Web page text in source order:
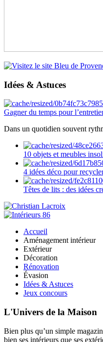
Idées & Astuces
Gagner du temps pour
Dans un quotidien souvent
10 objets et meubles
4 idées déco pour
Têtes de lits : des idées
Accueil
Aménagement intérieur
Extérieur
Décoration
Rénovation
Évasion
Idées & Astuces
Jeux concours
L'Univers de la Maison
Bien plus qu’un simple
bien ses intérieurs que ses